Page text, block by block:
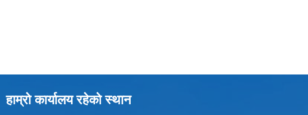
हाम्रो कार्यालय रहेको स्थान